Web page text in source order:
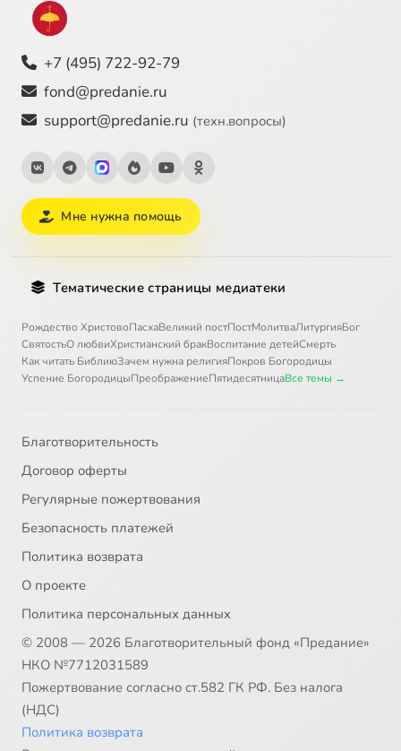
+7 (495) 722-92-79
fond@predanie.ru
support@predanie.ru (техн.вопросы)
Мне нужна помощь
Тематические страницы медиатеки
Рождество ХристовоПасхаВеликий постПостМолитваЛитургияБог
СвятостьО любвиХристианский бракВоспитание детейСмерть
Как читать БиблиюЗачем нужна религияПокров Богородицы
Успение БогородицыПреображениеПятидесятницаВсе темы →
Благотворительность
Договор оферты
Регулярные пожертвования
Безопасность платежей
Политика возврата
О проекте
Политика персональных данных
© 2008 — 2026 Благотворительный фонд «Предание»
НКО №7712031589
Пожертвование согласно ст.582 ГК РФ. Без налога
(НДС)
Политика возврата